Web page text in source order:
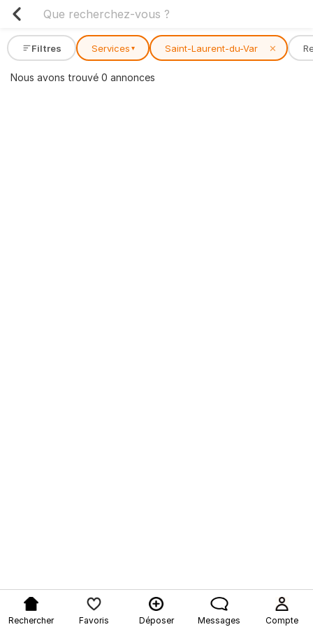
Filtres Services ▾ Saint-Laurent-du-Var ✕
Nous avons trouvé 0 annonces
Rechercher Favoris Déposer Messages Compte